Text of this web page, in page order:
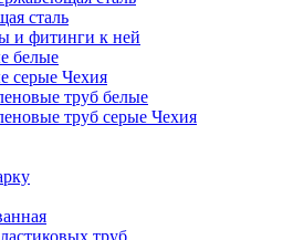
сталь
и фитинги к ней
белые
серые Чехия
труб белые
труб серые Чехия
труб